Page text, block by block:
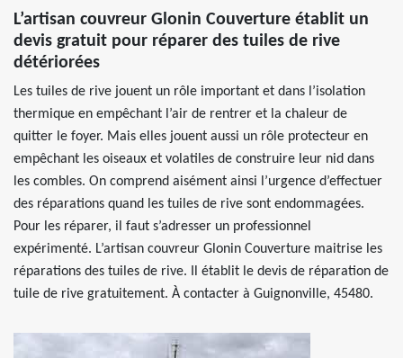
L’artisan couvreur Glonin Couverture établit un
devis gratuit pour réparer des tuiles de rive
détériorées
Les tuiles de rive jouent un rôle important et dans l’isolation
thermique en empêchant l’air de rentrer et la chaleur de
quitter le foyer. Mais elles jouent aussi un rôle protecteur en
empêchant les oiseaux et volatiles de construire leur nid dans
les combles. On comprend aisément ainsi l’urgence d’effectuer
des réparations quand les tuiles de rive sont endommagées.
Pour les réparer, il faut s’adresser un professionnel
expérimenté. L’artisan couvreur Glonin Couverture maitrise les
réparations des tuiles de rive. Il établit le devis de réparation de
tuile de rive gratuitement. À contacter à Guignonville, 45480.